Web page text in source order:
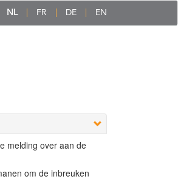
NL FR DE EN
melding over aan de
om de inbreuken